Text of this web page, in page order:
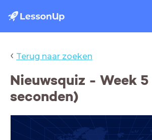
‹ Terug naar zoeken
Nieuwsquiz - Week
seconden)